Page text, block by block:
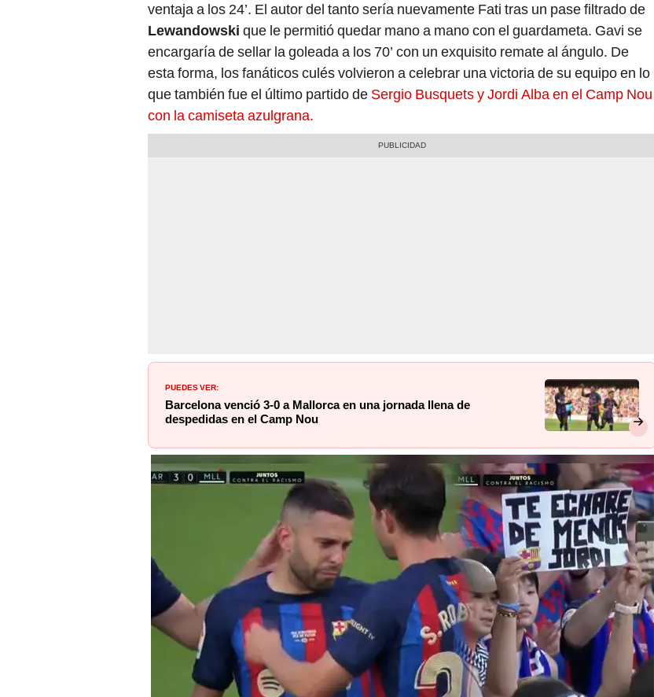
ventaja a los 24’. El autor del tanto sería nuevamente Fati tras un pase filtrado de
Lewandowski que le permitió quedar mano a mano con el guardameta. Gavi se
encargaría de sellar la goleada a los 70’ con un exquisito remate al ángulo. De
esta forma, los fanáticos culés volvieron a celebrar una victoria de su equipo en lo
que también fue el último partido de Sergio Busquets y Jordi Alba en el Camp Nou
con la camiseta azulgrana.
PUEDES VER:
Barcelona venció 3-0 a Mallorca en una jornada llena de
despedidas en el Camp Nou